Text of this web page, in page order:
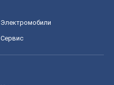
Электромобили
Сервис